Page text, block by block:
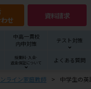
せ
資料請求
中高一貫校
内申対策
テスト対策
授業料･入会･
返金保証について
よくある質問
ライン家庭教師 中学生の